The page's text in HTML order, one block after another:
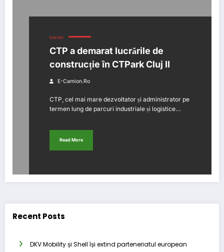
ENEWS
CTP a demarat lucrările de
construcție în CTPark Cluj II
E-Camion.ro
CTP, cel mai mare dezvoltator și administrator pe
termen lung de parcuri industriale și logistice…
Read More
Recent Posts
DKV Mobility și Shell își extind parteneriatul european